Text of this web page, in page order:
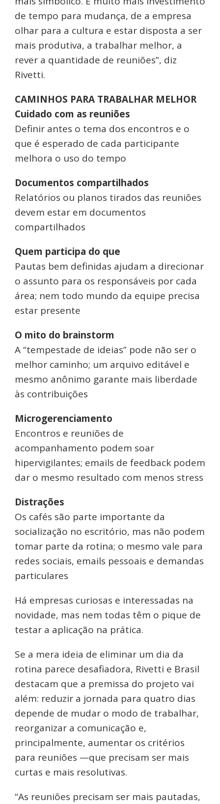
de tempo para mudança, de a empresa
olhar para a cultura e estar disposta a ser
mais produtiva, a trabalhar melhor, a
rever a quantidade de reuniões”, diz
Rivetti.
CAMINHOS PARA TRABALHAR MELHOR
Cuidado com as reuniões
Definir antes o tema dos encontros e o
que é esperado de cada participante
melhora o uso do tempo
Documentos compartilhados
Relatórios ou planos tirados das reuniões
devem estar em documentos
compartilhados
Quem participa do que
Pautas bem definidas ajudam a direcionar
o assunto para os responsáveis por cada
área; nem todo mundo da equipe precisa
estar presente
O mito do brainstorm
A “tempestade de ideias” pode não ser o
melhor caminho; um arquivo editável e
mesmo anônimo garante mais liberdade
às contribuições
Microgerenciamento
Encontros e reuniões de
acompanhamento podem soar
hipervigilantes; emails de feedback podem
dar o mesmo resultado com menos stress
Distrações
Os cafés são parte importante da
socialização no escritório, mas não podem
tomar parte da rotina; o mesmo vale para
redes sociais, emails pessoais e demandas
particulares
Há empresas curiosas e interessadas na
novidade, mas nem todas têm o pique de
testar a aplicação na prática.
Se a mera ideia de eliminar um dia da
rotina parece desafiadora, Rivetti e Brasil
destacam que a premissa do projeto vai
além: reduzir a jornada para quatro dias
depende de mudar o modo de trabalhar,
reorganizar a comunicação e,
principalmente, aumentar os critérios
para reuniões —que precisam ser mais
curtas e mais resolutivas.
“As reuniões precisam ser mais pautadas,